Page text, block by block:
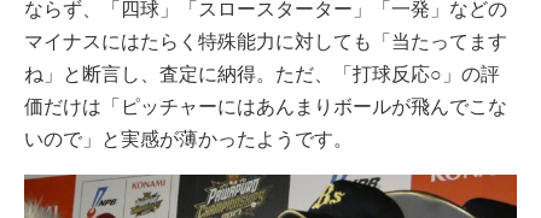
ならず、「四球」「スロースターター」「一発」などの
マイナスにはたらく特殊能力に対しても「当たってます
ね」と断言し、査定に納得。ただ、「打球反応○」の評
価だけは「ピッチャーにはあんまりボールが飛んでこな
いので」と実感が薄かったようです。